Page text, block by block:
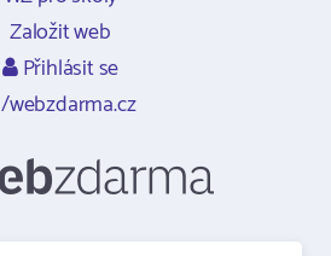
Založit web
Přihlásit se
/webzdarma.cz